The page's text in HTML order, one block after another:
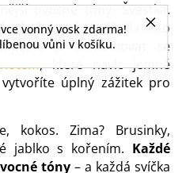
vonný vosk zdarma!
vůni v košíku.
ovocné tóny. Švestka.
Vůně, které zklidňují místo
je kombinovat se
, které navíc jemně
úplný zážitek pro
kokos. Zima? Brusinky,
jablko s kořením. Každé
tóny – a každá svíčka